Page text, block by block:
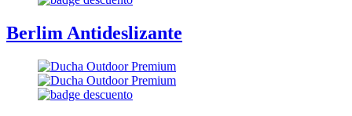
Berlim Antideslizante